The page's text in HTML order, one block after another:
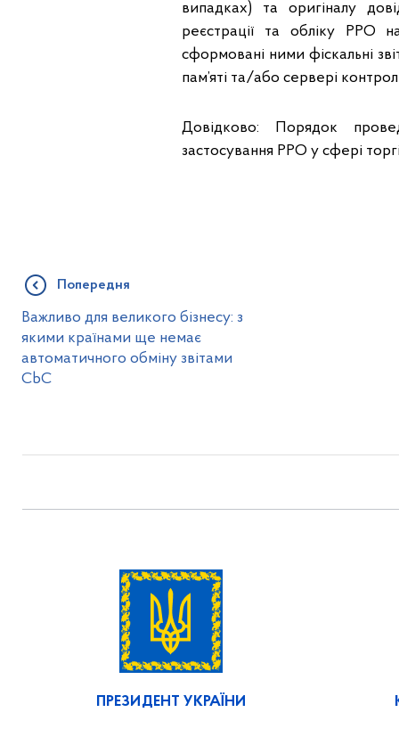
випадках) та оригіналу
реєстрації та обліку РРО
сформовані ними фіскальні
пам’яті та/або сервері
Довідково: Порядок
застосування РРО у сфері
Попередня
Важливо для великого бізнесу: з
якими країнами ще немає
автоматичного обміну звітами
CbC
ПРЕЗИДЕНТ УКРАЇНИ